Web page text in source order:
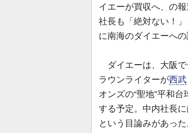
イエーが買収へ、の
社長も「絶対ない！
に南海のダイエーへの
ダイエーは、大阪で
ラウンライターが西武
オンズの“聖地”平和
する予定。中内社長
という目論みがあった